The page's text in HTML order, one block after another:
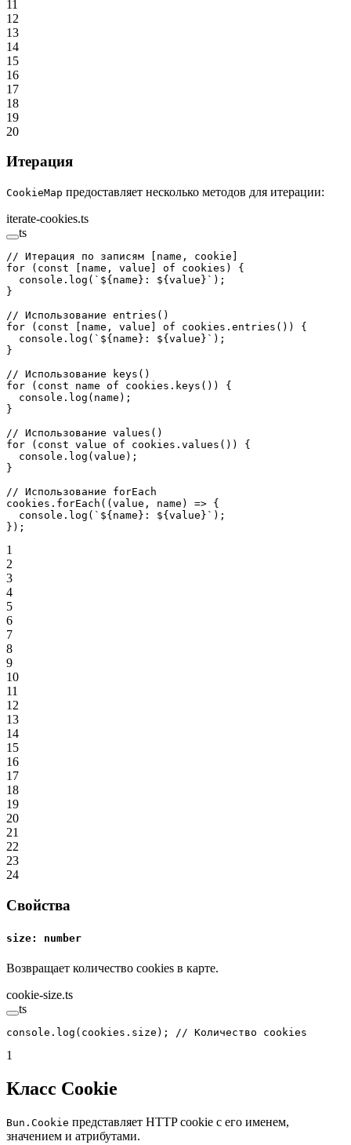
11
12
13
14
15
16
17
18
19
20
Итерация
CookieMap предоставляет несколько методов для итерации:
iterate-cookies.ts
ts
// Итерация по записям [name, cookie]
for ( const name , value of cookies) {
  console.
log ( `${ name }: ${ value }` );
}
// Использование entries()
for ( const name , value of cookies. entries ()) {
  console.
log ( `${ name }: ${ value }` );
}
// Использование keys()
for ( const name of cookies. keys ()) {
  console.
log (name);
}
// Использование values()
for ( const value of cookies. values ()) {
  console.
log (value);
}
// Использование forEach
cookies. forEach (( value , name ) => {
  console.
log ( `${ name }: ${ value }` );
});
1
2
3
4
5
6
7
8
9
10
11
12
13
14
15
16
17
18
19
20
21
22
23
24
Свойства
size: number
Возвращает количество cookies в карте.
cookie-size.ts
ts
console. log (cookies.size); // Количество cookies
1
Класс Cookie
Bun.Cookie представляет HTTP cookie с его именем,
значением и атрибутами.